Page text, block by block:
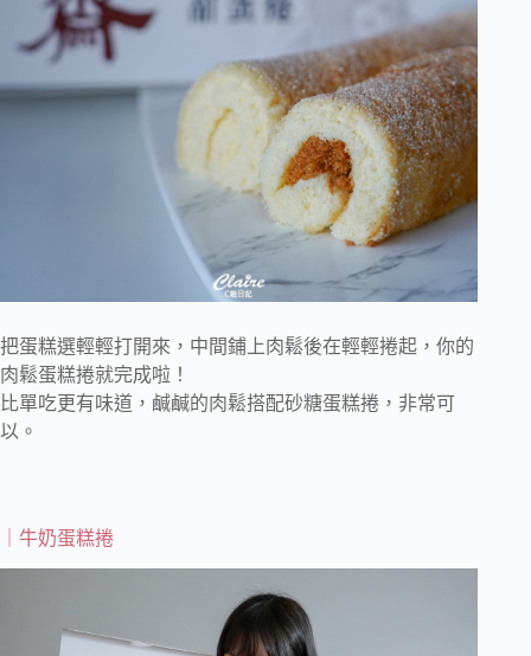
把蛋糕選輕輕打開來，中間鋪上肉鬆後在輕輕捲起，你的
肉鬆蛋糕捲就完成啦！
比單吃更有味道，鹹鹹的肉鬆搭配砂糖蛋糕捲，非常可
以。
｜牛奶蛋糕捲